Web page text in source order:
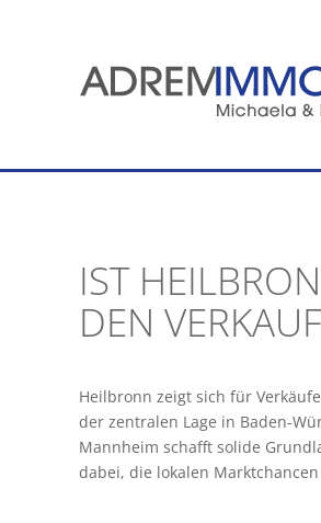
IST
DEN
Heilbronn zeigt sich für
der zentralen Lage in Baden-
Mannheim schafft solide
dabei, die lokalen